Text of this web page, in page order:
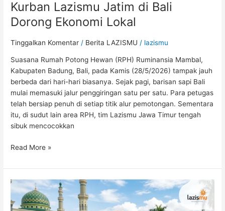
Kurban Lazismu Jatim di Bali
Dorong Ekonomi Lokal
Tinggalkan Komentar / Berita LAZISMU / lazismu
Suasana Rumah Potong Hewan (RPH) Ruminansia Mambal,
Kabupaten Badung, Bali, pada Kamis (28/5/2026) tampak jauh
berbeda dari hari-hari biasanya. Sejak pagi, barisan sapi Bali
mulai memasuki jalur penggiringan satu per satu. Para petugas
telah bersiap penuh di setiap titik alur pemotongan. Sementara
itu, di sudut lain area RPH, tim Lazismu Jawa Timur tengah
sibuk mencocokkan
Read More »
Daging
Kurban
untuk